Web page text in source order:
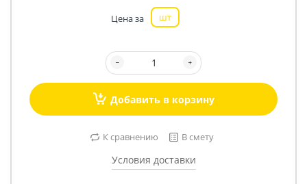
Цена за шт
Добавить в корзину
К сравнению В смету
Условия доставки